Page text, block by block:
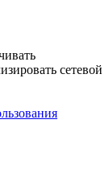
сетевой